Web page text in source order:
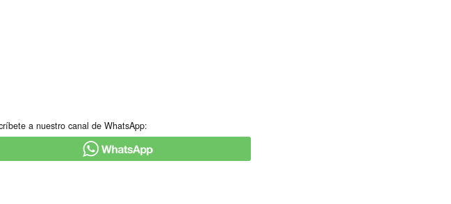
a nuestro canal de WhatsApp: